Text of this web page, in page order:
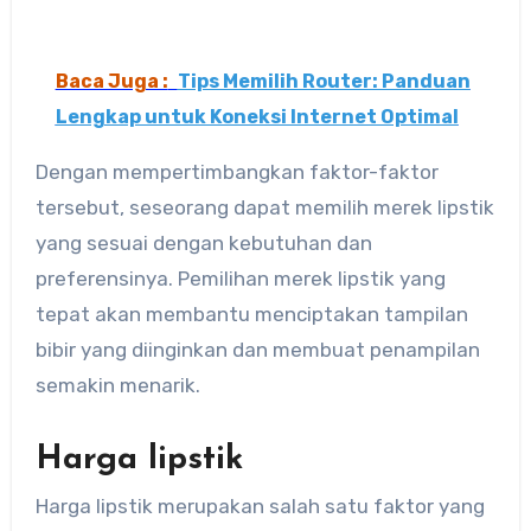
Baca Juga : Tips Memilih Router: Panduan
Lengkap untuk Koneksi Internet Optimal
Dengan mempertimbangkan faktor-faktor
tersebut, seseorang dapat memilih merek lipstik
yang sesuai dengan kebutuhan dan
preferensinya. Pemilihan merek lipstik yang
tepat akan membantu menciptakan tampilan
bibir yang diinginkan dan membuat penampilan
semakin menarik.
Harga lipstik
Harga lipstik merupakan salah satu faktor yang